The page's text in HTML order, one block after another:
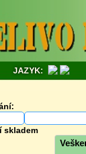
JAZYK:
skladem